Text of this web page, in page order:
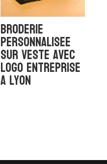
Broderie
personnalisee
sur veste avec
logo entreprise
a Lyon